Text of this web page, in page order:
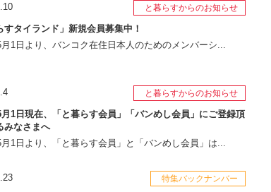
と暮らすからのお知らせ
すタイランド」新規会員募集中！
月1日より、バンコク在住日本人のためのメンバーシ...
と暮らすからのお知らせ
月1日現在、「と暮らす会員」「バンめし会員」にご登録頂
みなさまへ
月1日より、「と暮らす会員」と「バンめし会員」は...
特集バックナンバー